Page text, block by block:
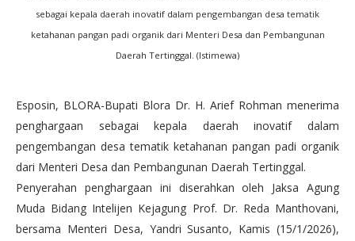
sebagai kepala daerah inovatif dalam pengembangan desa tematik
ketahanan pangan padi organik dari Menteri Desa dan Pembangunan
Daerah Tertinggal. (Istimewa)
Esposin, BLORA-Bupati Blora Dr. H. Arief Rohman menerima
penghargaan sebagai kepala daerah inovatif dalam
pengembangan desa tematik ketahanan pangan padi organik
dari Menteri Desa dan Pembangunan Daerah Tertinggal.
Penyerahan penghargaan ini diserahkan oleh Jaksa Agung
Muda Bidang Intelijen Kejagung Prof. Dr. Reda Manthovani,
bersama Menteri Desa, Yandri Susanto, Kamis (15/1/2026),